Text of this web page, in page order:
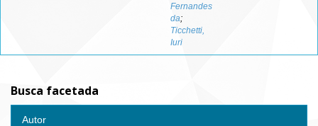
Fernandes
da;
Ticchetti,
Iuri
Busca facetada
Autor